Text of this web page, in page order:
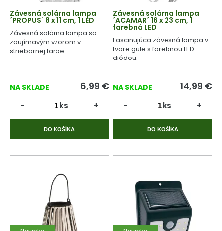
Závesná solárna lampa
´PROPUS´ 8 x 11 cm, 1 LED
Závesná solárna lampa so
zaujímavým vzorom v
striebornej farbe.
NA SKLADE 6,99 €
- ks +
DO KOŠÍKA
Závesná solárna lampa
´ACAMAR´ 16 x 23 cm, 1
farebná LED
Fascinujúca závesná lampa v
tvare gule s farebnou LED
diódou.
NA SKLADE 14,99 €
- ks +
DO KOŠÍKA